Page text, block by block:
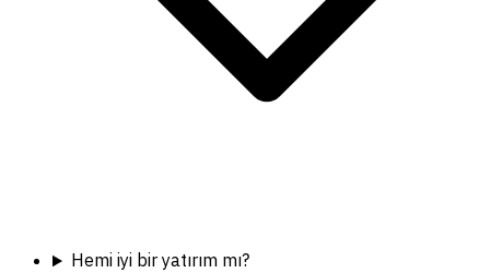
Hemi iyi bir yatırım mı?